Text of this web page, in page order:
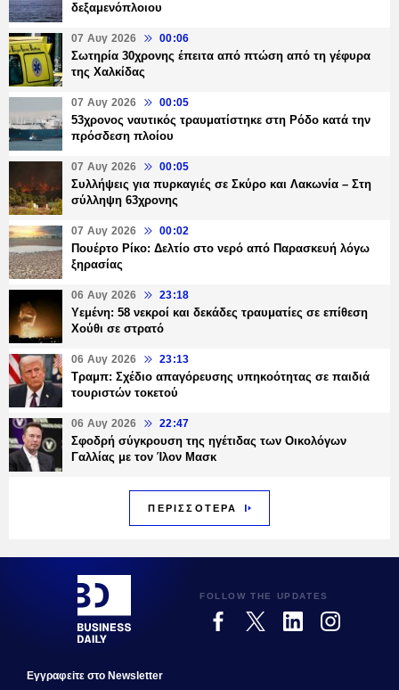
δεξαμενόπλοιου
07 Αυγ 2026 00:06
Σωτηρία 30χρονης έπειτα από πτώση από τη γέφυρα
της Χαλκίδας
07 Αυγ 2026 00:05
53χρονος ναυτικός τραυματίστηκε στη Ρόδο κατά την
πρόσδεση πλοίου
07 Αυγ 2026 00:05
Συλλήψεις για πυρκαγιές σε Σκύρο και Λακωνία – Στη
σύλληψη 63χρονης
07 Αυγ 2026 00:02
Πουέρτο Ρίκο: Δελτίο στο νερό από Παρασκευή λόγω
ξηρασίας
06 Αυγ 2026 23:18
Υεμένη: 58 νεκροί και δεκάδες τραυματίες σε επίθεση
Χούθι σε στρατό
06 Αυγ 2026 23:13
Τραμπ: Σχέδιο απαγόρευσης υπηκοότητας σε παιδιά
τουριστών τοκετού
06 Αυγ 2026 22:47
Σφοδρή σύγκρουση της ηγέτιδας των Οικολόγων
Γαλλίας με τον Ίλον Μασκ
ΠΕΡΙΣΣΟΤΕΡΑ
FOLLOW THE UPDATES
Εγγραφεiτε στο Newsletter